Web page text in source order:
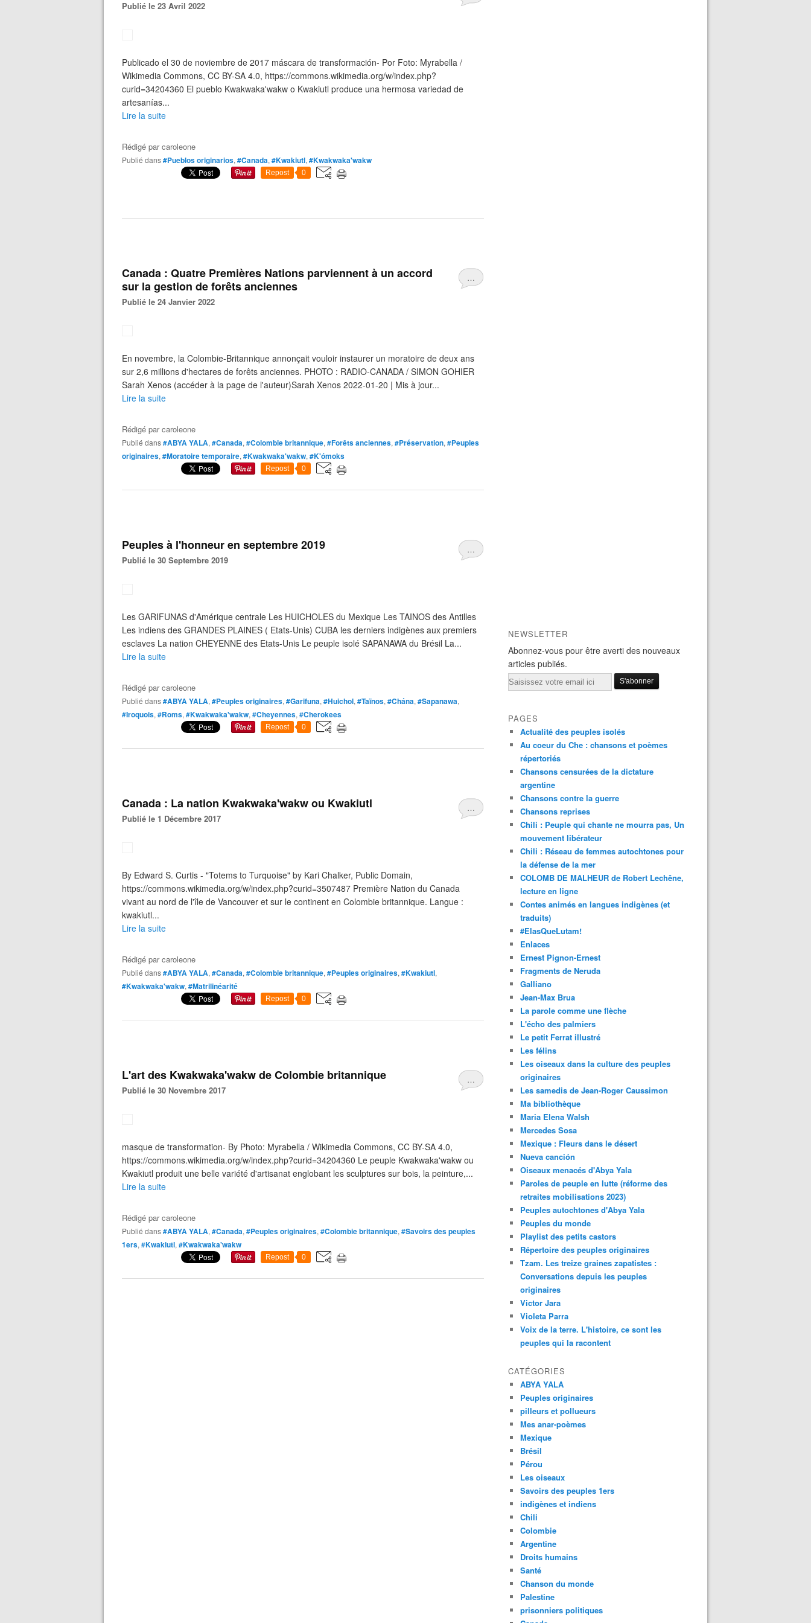
Publié le 23 Avril 2022
Publicado el 30 de noviembre de 2017 máscara de transformación- Por Foto: Myrabella /
Wikimedia Commons, CC BY-SA 4.0, https://commons.wikimedia.org/w/index.php?
curid=34204360 El pueblo Kwakwaka'wakw o Kwakiutl produce una hermosa variedad de
artesanías...
Lire la suite
Rédigé parcaroleone
Publié dans#Pueblos originarios, #Canada, #Kwakiutl, #Kwakwaka'wakw
Repost 0
…
Canada : Quatre Premières Nations parviennent à un accord
sur la gestion de forêts anciennes
Publié le 24 Janvier 2022
En novembre, la Colombie-Britannique annonçait vouloir instaurer un moratoire de deux ans
sur 2,6 millions d'hectares de forêts anciennes. PHOTO : RADIO-CANADA / SIMON GOHIER
Sarah Xenos (accéder à la page de l'auteur)Sarah Xenos 2022-01-20 | Mis à jour...
Lire la suite
Rédigé parcaroleone
Publié dans#ABYA YALA, #Canada, #Colombie britannique, #Forêts anciennes, #Préservation, #Peuples
originaires, #Moratoire temporaire, #Kwakwaka'wakw, #K'ómoks
Repost 0
…
Peuples à l'honneur en septembre 2019
Publié le 30 Septembre 2019
Les GARIFUNAS d'Amérique centrale Les HUICHOLES du Mexique Les TAINOS des Antilles
Les indiens des GRANDES PLAINES ( Etats-Unis) CUBA les derniers indigènes aux premiers
esclaves La nation CHEYENNE des Etats-Unis Le peuple isolé SAPANAWA du Brésil La...
Lire la suite
Rédigé parcaroleone
Publié dans#ABYA YALA, #Peuples originaires, #Garifuna, #Huichol, #Taïnos, #Chána, #Sapanawa,
#Iroquois, #Roms, #Kwakwaka'wakw, #Cheyennes, #Cherokees
Repost 0
…
Canada : La nation Kwakwaka'wakw ou Kwakiutl
Publié le 1 Décembre 2017
By Edward S. Curtis - "Totems to Turquoise" by Kari Chalker, Public Domain,
https://commons.wikimedia.org/w/index.php?curid=3507487 Première Nation du Canada
vivant au nord de l'île de Vancouver et sur le continent en Colombie britannique. Langue :
kwakiutl...
Lire la suite
Rédigé parcaroleone
Publié dans#ABYA YALA, #Canada, #Colombie britannique, #Peuples originaires, #Kwakiutl,
#Kwakwaka'wakw, #Matrilinéarité
Repost 0
…
L'art des Kwakwaka'wakw de Colombie britannique
Publié le 30 Novembre 2017
masque de transformation- By Photo: Myrabella / Wikimedia Commons, CC BY-SA 4.0,
https://commons.wikimedia.org/w/index.php?curid=34204360 Le peuple Kwakwaka'wakw ou
Kwakiutl produit une belle variété d'artisanat englobant les sculptures sur bois, la peinture,...
Lire la suite
Rédigé parcaroleone
Publié dans#ABYA YALA, #Canada, #Peuples originaires, #Colombie britannique, #Savoirs des peuples
1ers, #Kwakiutl, #Kwakwaka'wakw
Repost 0
NEWSLETTER
Abonnez-vous pour être averti des nouveaux
articles publiés.
Email
PAGES
Actualité des peuples isolés
Au coeur du Che : chansons et poèmes
répertoriés
Chansons censurées de la dictature
argentine
Chansons contre la guerre
Chansons reprises
Chili : Peuple qui chante ne mourra pas, Un
mouvement libérateur
Chili : Réseau de femmes autochtones pour
la défense de la mer
COLOMB DE MALHEUR de Robert Lechêne,
lecture en ligne
Contes animés en langues indigènes (et
traduits)
#ElasQueLutam!
Enlaces
Ernest Pignon-Ernest
Fragments de Neruda
Galliano
Jean-Max Brua
La parole comme une flèche
L'écho des palmiers
Le petit Ferrat illustré
Les félins
Les oiseaux dans la culture des peuples
originaires
Les samedis de Jean-Roger Caussimon
Ma bibliothèque
Maria Elena Walsh
Mercedes Sosa
Mexique : Fleurs dans le désert
Nueva canción
Oiseaux menacés d'Abya Yala
Paroles de peuple en lutte (réforme des
retraites mobilisations 2023)
Peuples autochtones d'Abya Yala
Peuples du monde
Playlist des petits castors
Répertoire des peuples originaires
Tzam. Les treize graines zapatistes :
Conversations depuis les peuples
originaires
Victor Jara
Violeta Parra
Voix de la terre. L'histoire, ce sont les
peuples qui la racontent
CATÉGORIES
ABYA YALA
Peuples originaires
pilleurs et pollueurs
Mes anar-poèmes
Mexique
Brésil
Pérou
Les oiseaux
Savoirs des peuples 1ers
indigènes et indiens
Chili
Colombie
Argentine
Droits humains
Santé
Chanson du monde
Palestine
prisonniers politiques